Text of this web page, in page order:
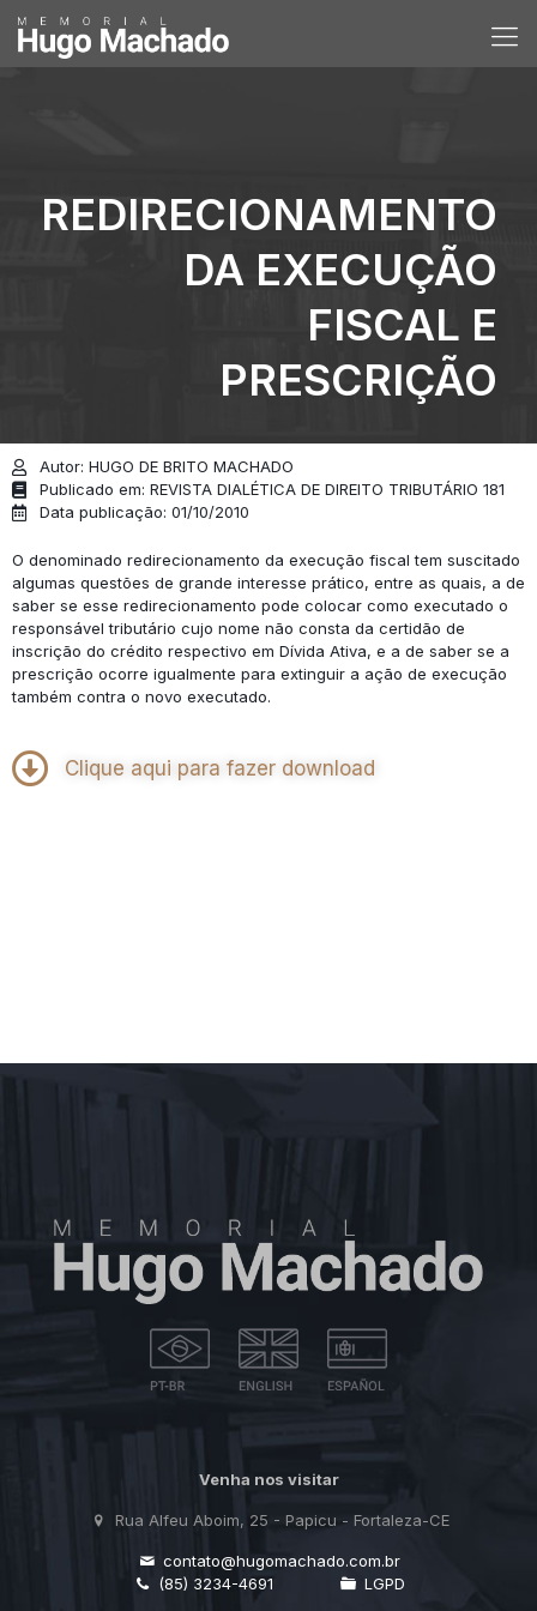
REDIRECIONAMENTO
DA EXECUÇÃO
FISCAL E
PRESCRIÇÃO
Autor: HUGO DE BRITO MACHADO
Publicado em: REVISTA DIALÉTICA DE DIREITO TRIBUTÁRIO 181
Data publicação: 01/10/2010
O denominado redirecionamento da execução fiscal tem suscitado
algumas questões de grande interesse prático, entre as quais, a de
saber se esse redirecionamento pode colocar como executado o
responsável tributário cujo nome não consta da certidão de
inscrição do crédito respectivo em Dívida Ativa, e a de saber se a
prescrição ocorre igualmente para extinguir a ação de execução
também contra o novo executado.
Clique aqui para fazer download
Venha nos visitar
Rua Alfeu Aboim, 25 - Papicu - Fortaleza-CE
contato@hugomachado.com.br
(85) 3234-4691
LGPD